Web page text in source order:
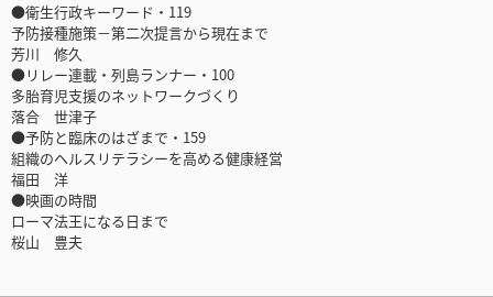
●衛生行政キーワード・119
予防接種施策－第二次提言から現在まで
芳川 修久
●リレー連載・列島ランナー・100
多胎育児支援のネットワークづくり
落合 世津子
●予防と臨床のはざまで・159
組織のヘルスリテラシーを高める健康経営
福田 洋
●映画の時間
ローマ法王になる日まで
桜山 豊夫